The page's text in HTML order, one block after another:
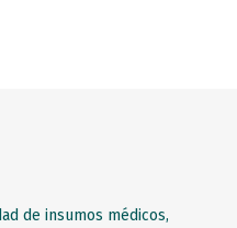
de insumos médicos,